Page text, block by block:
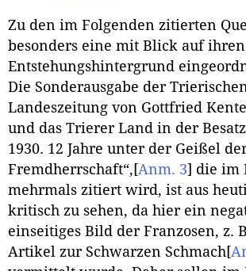
Zu den im Folgenden zitierten
besonders eine mit Blick auf ihren
Entstehungshintergrund
Die Sonderausgabe der
Landeszeitung von Gottfried
und das Trierer Land in der
1930. 12 Jahre unter der Geißel
Fremdherrschaft“, [Anm. 3] die im
mehrmals zitiert wird, ist aus
kritisch zu sehen, da hier ein
einseitiges Bild der Franzosen, z.
Artikel zur Schwarzen Schmach[